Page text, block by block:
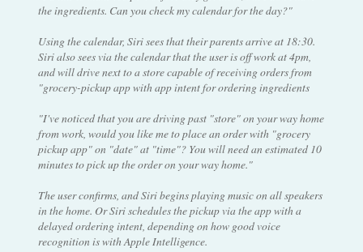
the ingredients. Can you check my calendar for the day?"
Using the calendar, Siri sees that their parents arrive at 18:30.
Siri also sees via the calendar that the user is off work at 4pm,
and will drive next to a store capable of receiving orders from
"grocery-pickup app with app intent for ordering ingredients
"I've noticed that you are driving past "store" on your way home
from work, would you like me to place an order with "grocery
pickup app" on "date" at "time"? You will need an estimated 10
minutes to pick up the order on your way home."
The user confirms, and Siri begins playing music on all speakers
in the home. Or Siri schedules the pickup via the app with a
delayed ordering intent, depending on how good voice
recognition is with Apple Intelligence.